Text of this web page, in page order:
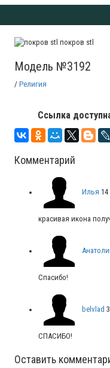
покров stl
Модель №3192
/ Религия
Ссылка
Комментарий
Илья
красивая икона
Спасибо!
belvlad
СПАСИБО!
Оставить